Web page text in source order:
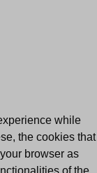
while
the cookies that
browser as